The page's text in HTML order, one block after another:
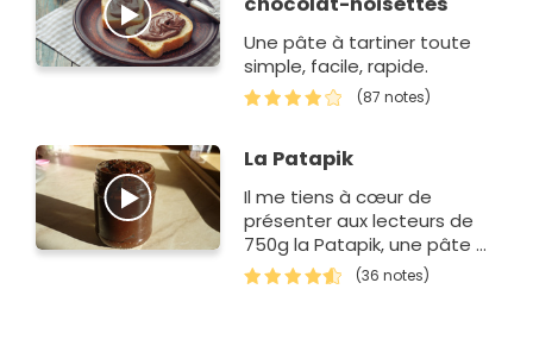
Une pâte à tartiner toute
simple, facile, rapide.
(87 notes)
La Patapik
Il me tiens à cœur de
présenter aux lecteurs de
750g la Patapik, une pâte à
tartiner sans huile de palme
que j'ai crée pour…
(36 notes)